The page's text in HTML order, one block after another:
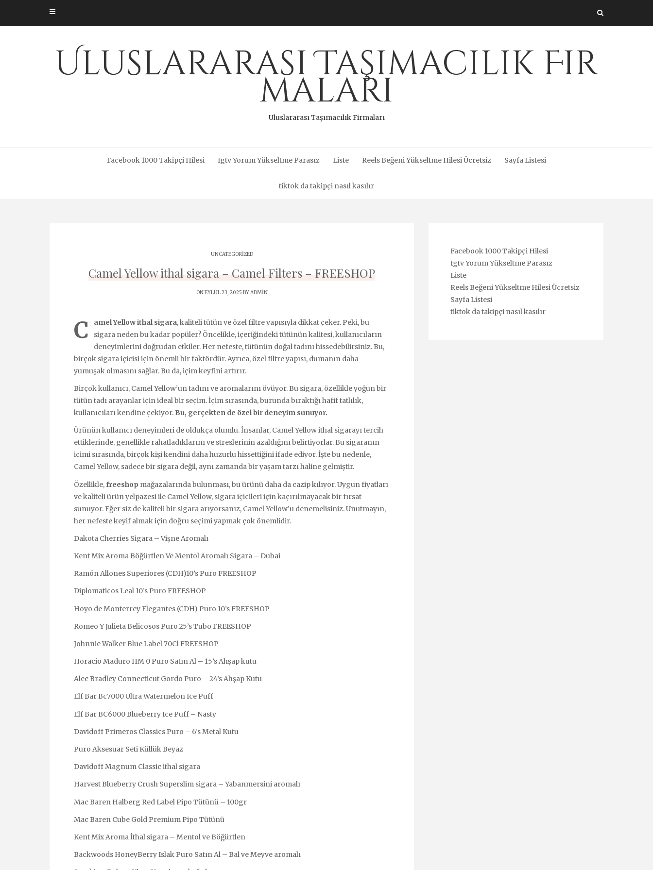
content
Uluslararası Taşımacılık Fir
maları
Uluslararası Taşımacılık Firmaları
Facebook 1000 Takipçi Hilesi Igtv Yorum Yükseltme Parasız Liste Reels Beğeni Yükseltme Hilesi Ücretsiz Sayfa Listesi
tiktok da takipçi nasıl kasılır
UNCATEGORIZED
Camel Yellow ithal sigara – Camel Filters – FREESHOP
ON EYLÜL 23, 2025 BYADMIN
C amel Yellow ithal sigara, kaliteli tütün ve özel filtre yapısıyla dikkat çeker. Peki, bu
sigara neden bu kadar popüler? Öncelikle, içeriğindeki tütünün kalitesi, kullanıcıların
deneyimlerini doğrudan etkiler. Her nefeste, tütünün doğal tadını hissedebilirsiniz. Bu,
birçok sigara içicisi için önemli bir faktördür. Ayrıca, özel filtre yapısı, dumanın daha
yumuşak olmasını sağlar. Bu da, içim keyfini artırır.
Birçok kullanıcı, Camel Yellow’un tadını ve aromalarını övüyor. Bu sigara, özellikle yoğun bir
tütün tadı arayanlar için ideal bir seçim. İçim sırasında, burunda bıraktığı hafif tatlılık,
kullanıcıları kendine çekiyor. Bu, gerçekten de özel bir deneyim sunuyor.
Ürünün kullanıcı deneyimleri de oldukça olumlu. İnsanlar, Camel Yellow ithal sigarayı tercih
ettiklerinde, genellikle rahatladıklarını ve streslerinin azaldığını belirtiyorlar. Bu sigaranın
içimi sırasında, birçok kişi kendini daha huzurlu hissettiğini ifade ediyor. İşte bu nedenle,
Camel Yellow, sadece bir sigara değil, aynı zamanda bir yaşam tarzı haline gelmiştir.
Özellikle, freeshop mağazalarında bulunması, bu ürünü daha da cazip kılıyor. Uygun fiyatları
ve kaliteli ürün yelpazesi ile Camel Yellow, sigara içicileri için kaçırılmayacak bir fırsat
sunuyor. Eğer siz de kaliteli bir sigara arıyorsanız, Camel Yellow’u denemelisiniz. Unutmayın,
her nefeste keyif almak için doğru seçimi yapmak çok önemlidir.
Dakota Cherries Sigara – Vişne Aromalı
Kent Mix Aroma Böğürtlen Ve Mentol Aromalı Sigara – Dubai
Ramón Allones Superiores (CDH)10’s Puro FREESHOP
Diplomaticos Leal 10’s Puro FREESHOP
Hoyo de Monterrey Elegantes (CDH) Puro 10’s FREESHOP
Romeo Y Julieta Belicosos Puro 25’s Tubo FREESHOP
Johnnie Walker Blue Label 70Cl FREESHOP
Horacio Maduro HM 0 Puro Satın Al – 15’s Ahşap kutu
Alec Bradley Connecticut Gordo Puro – 24’s Ahşap Kutu
Elf Bar Bc7000 Ultra Watermelon Ice Puff
Elf Bar BC6000 Blueberry Ice Puff – Nasty
Davidoff Primeros Classics Puro – 6’s Metal Kutu
Puro Aksesuar Seti Küllük Beyaz
Davidoff Magnum Classic ithal sigara
Harvest Blueberry Crush Superslim sigara – Yabanmersini aromalı
Mac Baren Halberg Red Label Pipo Tütünü – 100gr
Mac Baren Cube Gold Premium Pipo Tütünü
Kent Mix Aroma İthal sigara – Mentol ve Böğürtlen
Backwoods HoneyBerry Islak Puro Satın Al – Bal ve Meyve aromalı
Facebook 1000 Takipçi Hilesi
Igtv Yorum Yükseltme Parasız
Liste
Reels Beğeni Yükseltme Hilesi Ücretsiz
Sayfa Listesi
tiktok da takipçi nasıl kasılır